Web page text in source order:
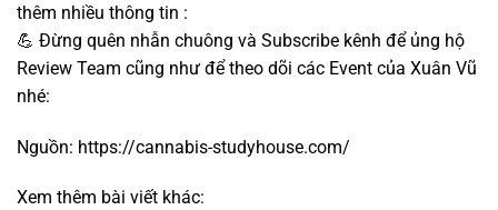
thêm nhiều thông tin :
💪 Đừng quên nhẫn chuông và Subscribe kênh để ủng hộ
Review Team cũng như để theo dõi các Event của Xuân Vũ
nhé:
Nguồn: https://cannabis-studyhouse.com/
Xem thêm bài viết khác: